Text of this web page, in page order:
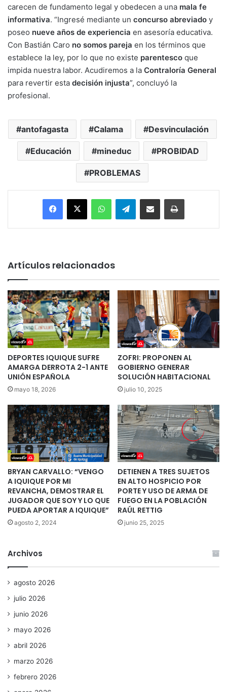
carecen de fundamento legal y obedecen a una mala fe
informativa. “Ingresé mediante un concurso abreviado y
poseo nueve años de experiencia en asesoría educativa.
Con Bastián Caro no somos pareja en los términos que
establece la ley, por lo que no existe parentesco que
impida nuestra labor. Acudiremos a la Contraloría General
para revertir esta decisión injusta”, concluyó la
profesional.
antofagasta Calama Desvinculación
Educación mineduc PROBIDAD
PROBLEMAS
Facebook
X WhatsAppTelegramEnviar vía email Imprimir
Artículos relacionados
DEPORTES IQUIQUE SUFRE
AMARGA DERROTA 2-1 ANTE
UNIÓN ESPAÑOLA
mayo 18, 2026
ZOFRI: PROPONEN AL
GOBIERNO GENERAR
SOLUCIÓN HABITACIONAL
julio 10, 2025
BRYAN CARVALLO: “VENGO
A IQUIQUE POR MI
REVANCHA, DEMOSTRAR EL
JUGADOR QUE SOY Y LO QUE
PUEDA APORTAR A IQUIQUE”
agosto 2, 2024
DETIENEN A TRES SUJETOS
EN ALTO HOSPICIO POR
PORTE Y USO DE ARMA DE
FUEGO EN LA POBLACIÓN
RAÚL RETTIG
junio 25, 2025
Archivos
agosto 2026
julio 2026
junio 2026
mayo 2026
abril 2026
marzo 2026
febrero 2026